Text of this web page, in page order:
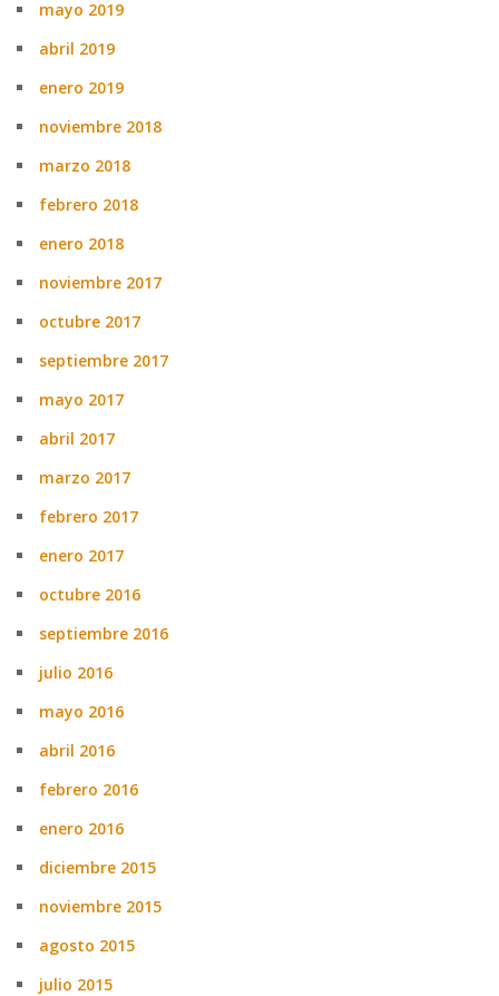
mayo 2019
abril 2019
enero 2019
noviembre 2018
marzo 2018
febrero 2018
enero 2018
noviembre 2017
octubre 2017
septiembre 2017
mayo 2017
abril 2017
marzo 2017
febrero 2017
enero 2017
octubre 2016
septiembre 2016
julio 2016
mayo 2016
abril 2016
febrero 2016
enero 2016
diciembre 2015
noviembre 2015
agosto 2015
julio 2015